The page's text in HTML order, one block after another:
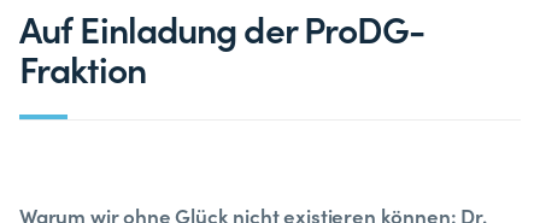
Auf Einladung der ProDG-
Fraktion
Warum wir ohne Glück nicht existieren können: Dr.